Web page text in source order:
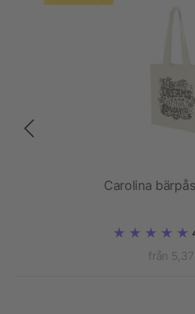
Carolina
från